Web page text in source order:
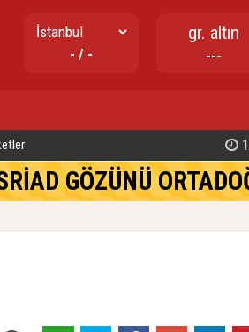
- / -
gr. altın
---
GÖZÜNÜ